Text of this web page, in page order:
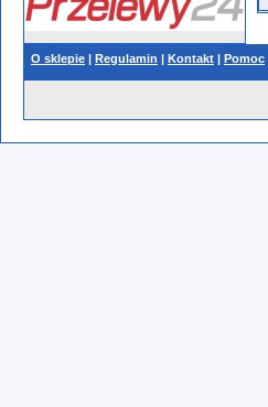
O sklepie | Regulamin | Kontakt | Pomoc